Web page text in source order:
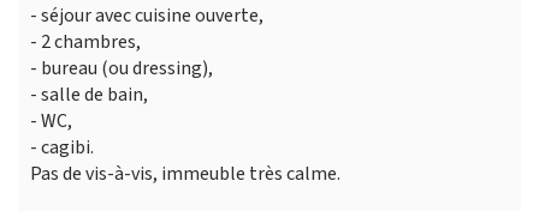
- séjour avec cuisine ouverte,
- 2 chambres,
- bureau (ou dressing),
- salle de bain,
- WC,
- cagibi.
Pas de vis-à-vis, immeuble très calme.